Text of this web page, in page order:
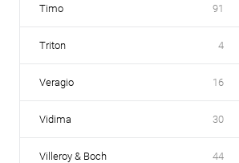
Timo 91
Triton 4
Veragio 16
Vidima 30
Villeroy & Boch 44